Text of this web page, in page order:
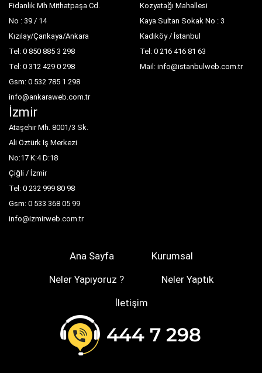
Fidanlık Mh Mithatpaşa Cd.
No : 39 / 14
Kızılay/Çankaya/Ankara
Tel: 0 850 885 3 298
Tel: 0 312 429 0 298
Gsm: 0 532 785 1 298
info@ankaraweb.com.tr
Kozyatağı Mahallesi
Kaya Sultan Sokak No : 3
Kadıköy / İstanbul
Tel: 0 216 416 81 63
Mail: info@istanbulweb.com.tr
İzmir
Ataşehir Mh. 8001/3 Sk.
Ali Öztürk İş Merkezi
No:17 K:4 D:18
Çiğli / İzmir
Tel: 0 232 999 80 98
Gsm: 0 533 368 05 99
info@izmirweb.com.tr
Ana Sayfa
Kurumsal
Neler Yapıyoruz ?
Neler Yaptık
İletişim